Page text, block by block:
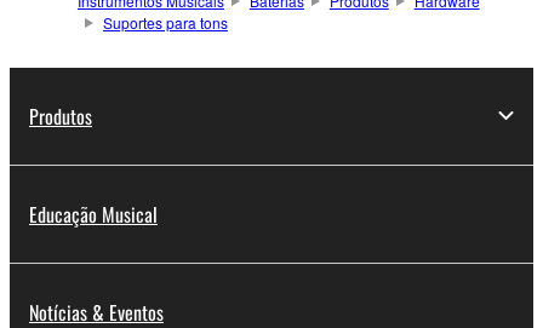
Suportes para tons
Produtos
Educação Musical
Notícias & Eventos